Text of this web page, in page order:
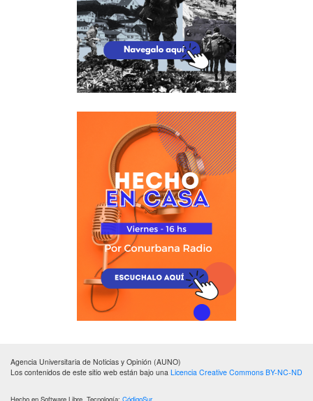
Agencia Universitaria de Noticias y Opinión (AUNO)
Los contenidos de este sitio web están bajo una Licencia Creative Commons BY-NC-ND
Hecho en Software Libre. Tecnología: CódigoSur.